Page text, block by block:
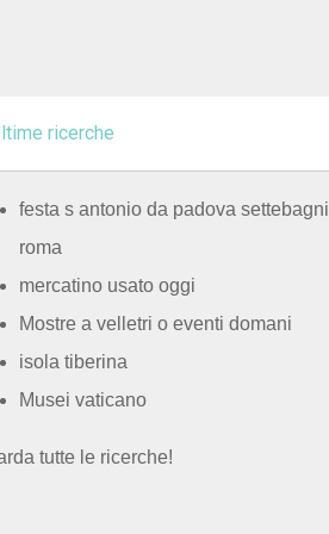
ricerche
festa s antonio da padova settebagni
roma
mercatino usato oggi
Mostre a velletri o eventi domani
isola tiberina
Musei vaticano
tutte le ricerche!